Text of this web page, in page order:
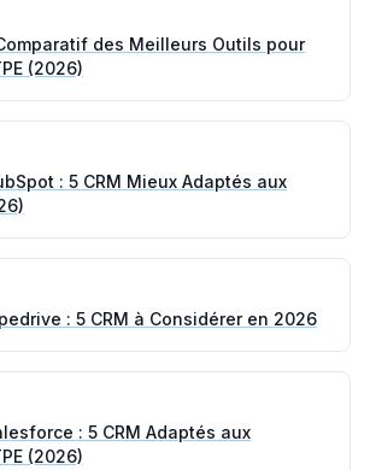
des Meilleurs Outils pour
(2026)
: 5 CRM Mieux Adaptés aux
: 5 CRM à Considérer en 2026
: 5 CRM Adaptés aux
(2026)